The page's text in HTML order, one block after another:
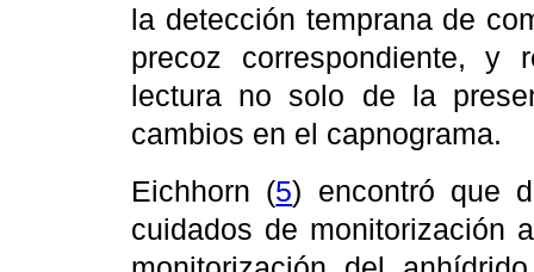
la detección temprana de
precoz correspondiente, y
lectura no solo de la
cambios en el capnograma.
Eichhorn (5) encontró que
cuidados de monitorización